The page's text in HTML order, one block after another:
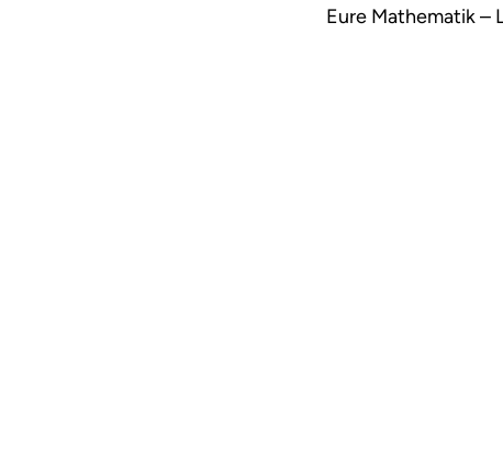
Eure Mathematik –